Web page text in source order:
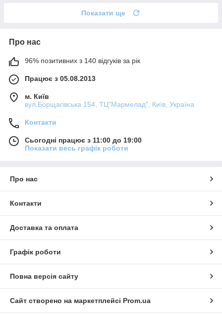
Показати ще
Про нас
96% позитивних з 140 відгуків за рік
Працює з 05.08.2013
м. Київ
вул.Борщагівська 154, ТЦ"Мармелад", Київ, Україна
Контакти
Сьогодні працює з 11:00 до 19:00
Показати весь графік роботи
Про нас
Контакти
Доставка та оплата
Графік роботи
Повна версія сайту
Сайт створено на маркетплейсі Prom.ua